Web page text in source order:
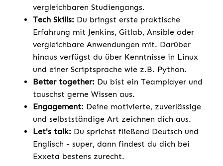
vergleichbaren Studiengangs.
Tech Skills: Du bringst erste praktische
Erfahrung mit Jenkins, Gitlab, Ansible oder
vergleichbare Anwendungen mit. Darüber
hinaus verfügst du über Kenntnisse in Linux
und einer Scriptsprache wie z.B. Python.
Better together: Du bist ein Teamplayer und
tauschst gerne Wissen aus.
Engagement: Deine motivierte, zuverlässige
und selbstständige Art zeichnen dich aus.
Let's talk: Du sprichst fließend Deutsch und
Englisch - super, dann findest du dich bei
Exxeta bestens zurecht.